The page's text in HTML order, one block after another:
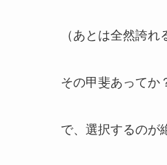
（あとは全然誇れ
その甲斐あってか
で、選択するのが